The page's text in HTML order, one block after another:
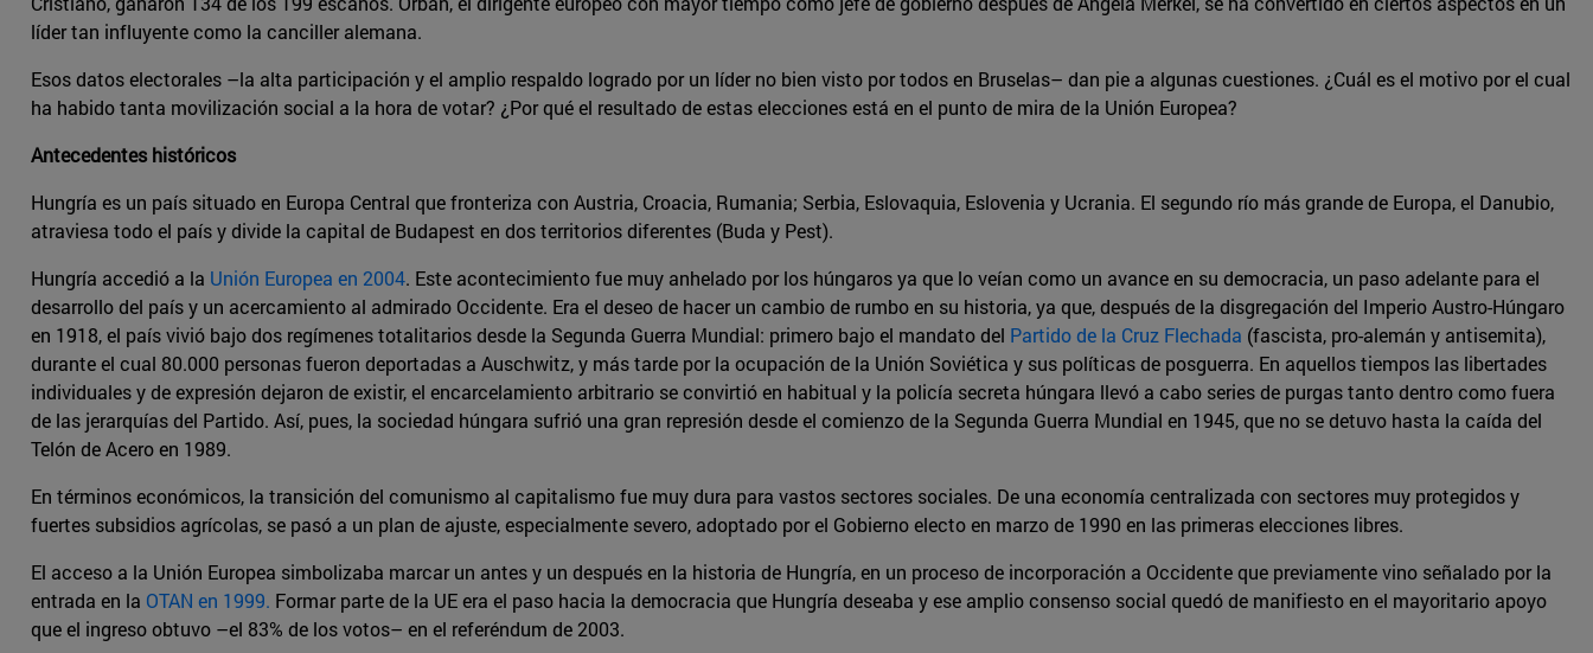
líder tan influyente como la canciller alemana.
Esos datos electorales –la alta participación y el amplio respaldo logrado por un líder no bien visto por todos en Bruselas– dan pie a algunas cuestiones. ¿Cuál es el motivo por el cual
ha habido tanta movilización social a la hora de votar? ¿Por qué el resultado de estas elecciones está en el punto de mira de la Unión Europea?
Antecedentes históricos
Hungría es un país situado en Europa Central que fronteriza con Austria, Croacia, Rumania; Serbia, Eslovaquia, Eslovenia y Ucrania. El segundo río más grande de Europa, el Danubio,
atraviesa todo el país y divide la capital de Budapest en dos territorios diferentes (Buda y Pest).
Hungría accedió a la Unión Europea en 2004. Este acontecimiento fue muy anhelado por los húngaros ya que lo veían como un avance en su democracia, un paso adelante para el
desarrollo del país y un acercamiento al admirado Occidente. Era el deseo de hacer un cambio de rumbo en su historia, ya que, después de la disgregación del Imperio Austro-Húngaro
en 1918, el país vivió bajo dos regímenes totalitarios desde la Segunda Guerra Mundial: primero bajo el mandato del Partido de la Cruz Flechada (fascista, pro-alemán y antisemita),
durante el cual 80.000 personas fueron deportadas a Auschwitz, y más tarde por la ocupación de la Unión Soviética y sus políticas de posguerra. En aquellos tiempos las libertades
individuales y de expresión dejaron de existir, el encarcelamiento arbitrario se convirtió en habitual y la policía secreta húngara llevó a cabo series de purgas tanto dentro como fuera
de las jerarquías del Partido. Así, pues, la sociedad húngara sufrió una gran represión desde el comienzo de la Segunda Guerra Mundial en 1945, que no se detuvo hasta la caída del
Telón de Acero en 1989.
En términos económicos, la transición del comunismo al capitalismo fue muy dura para vastos sectores sociales. De una economía centralizada con sectores muy protegidos y
fuertes subsidios agrícolas, se pasó a un plan de ajuste, especialmente severo, adoptado por el Gobierno electo en marzo de 1990 en las primeras elecciones libres.
El acceso a la Unión Europea simbolizaba marcar un antes y un después en la historia de Hungría, en un proceso de incorporación a Occidente que previamente vino señalado por la
entrada en la OTAN en 1999. Formar parte de la UE era el paso hacia la democracia que Hungría deseaba y ese amplio consenso social quedó de manifiesto en el mayoritario apoyo
que el ingreso obtuvo –el 83% de los votos– en el referéndum de 2003.